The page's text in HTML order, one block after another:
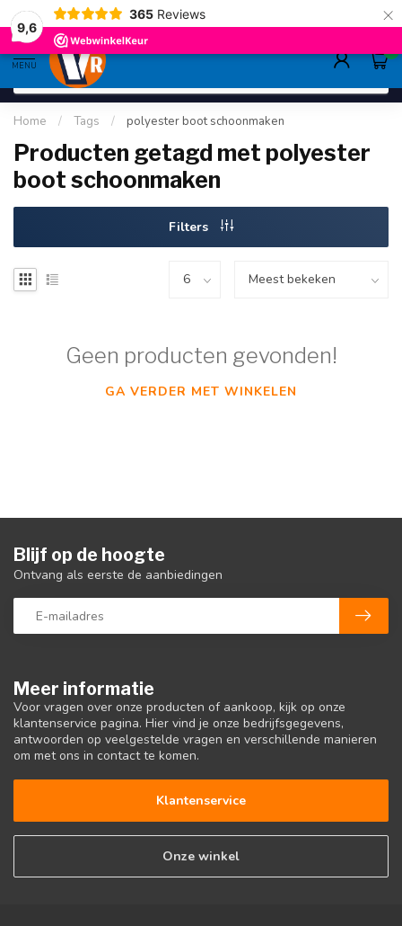
9,6
365 Reviews ×
gratis verzending>80,-
MENU
0
Home / Tags / polyester boot schoonmaken
Producten getagd met polyester
boot schoonmaken
Filters
Geen producten gevonden!
GA VERDER MET WINKELEN
Meer informatie
Voor vragen over onze producten of aankoop, kijk op onze
klantenservice pagina. Hier vind je onze bedrijfsgegevens,
antwoorden op veelgestelde vragen en verschillende manieren
om met ons in contact te komen.
Klantenservice
Onze winkel
Blijf op de hoogte
Ontvang als eerste de aanbiedingen